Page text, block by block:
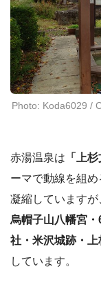
Photo: Koda6029 /
赤湯温泉は 「上
ーマで動線を組
凝縮しています
烏帽子山八幡宮
社・米沢城跡・
しています。